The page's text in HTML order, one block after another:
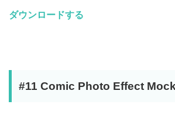
ダウンロードする
#11 Comic Photo Effect